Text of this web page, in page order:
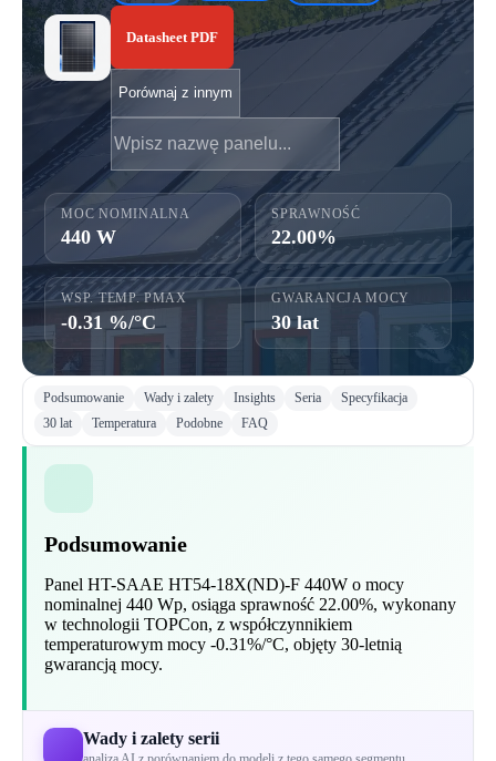
Datasheet PDF
Porównaj z innym
MOC NOMINALNA
440 W
SPRAWNOŚĆ
22.00%
WSP. TEMP. PMAX
-0.31 %/°C
GWARANCJA MOCY
30 lat
Podsumowanie Wady i zalety Insights Seria
Specyfikacja
30 lat
Temperatura Podobne FAQ
Podsumowanie
Panel HT-SAAE HT54-18X(ND)-F 440W o mocy
nominalnej 440 Wp, osiąga sprawność 22.00%, wykonany
w technologii TOPCon, z współczynnikiem
temperaturowym mocy -0.31%/°C, objęty 30-letnią
gwarancją mocy.
Wady i zalety serii